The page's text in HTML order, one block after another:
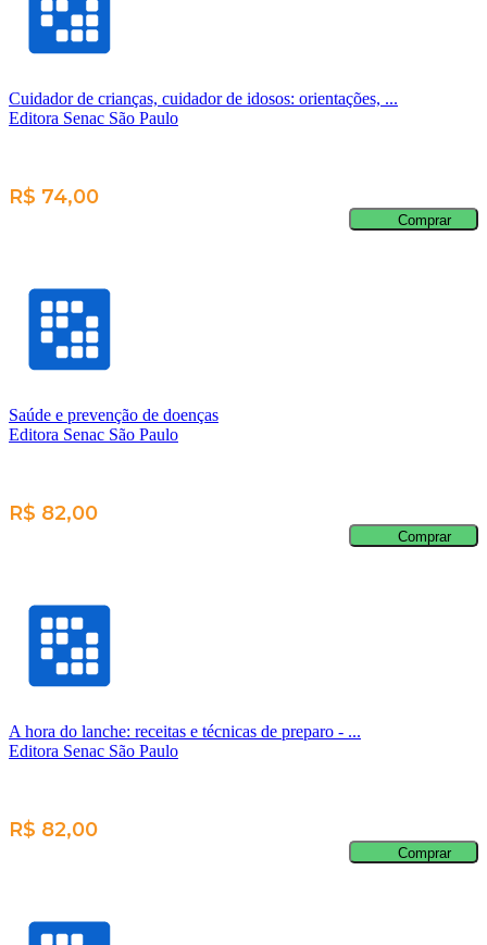
Cuidador de crianças, cuidador de idosos: orientações, ...
Editora Senac São Paulo
R$ 74,00
Comprar
Saúde e prevenção de doenças
Editora Senac São Paulo
R$ 82,00
Comprar
A hora do lanche: receitas e técnicas de preparo - ...
Editora Senac São Paulo
R$ 82,00
Comprar